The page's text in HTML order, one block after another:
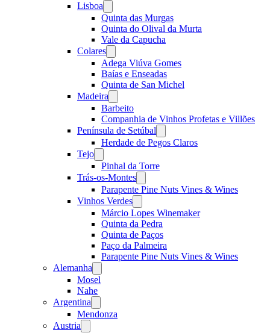
Lisboa
menu
Quinta das Murgas
Quinta do Olival da Murta
Vale da Capucha
Colares
menu
Adega Viúva Gomes
Baías e Enseadas
Quinta de San Michel
Madeira
menu
Barbeito
Companhia de Vinhos Profetas e Villões
Península de Setúbal
menu
Herdade de Pegos Claros
Tejo
menu
Pinhal da Torre
Trás-os-Montes
menu
Parapente Pine Nuts Vines & Wines
Vinhos Verdes
menu
Márcio Lopes Winemaker
Quinta da Pedra
Quinta de Paços
Paço da Palmeira
Parapente Pine Nuts Vines & Wines
Alemanha
menu
Mosel
Nahe
Argentina
menu
Mendonza
Austria